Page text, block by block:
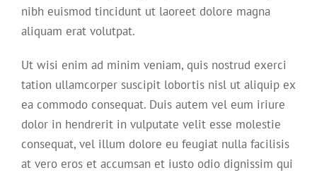
nibh euismod tincidunt ut laoreet dolore magna
aliquam erat volutpat.
Ut wisi enim ad minim veniam, quis nostrud exerci
tation ullamcorper suscipit lobortis nisl ut aliquip ex
ea commodo consequat. Duis autem vel eum iriure
dolor in hendrerit in vulputate velit esse molestie
consequat, vel illum dolore eu feugiat nulla facilisis
at vero eros et accumsan et iusto odio dignissim qui